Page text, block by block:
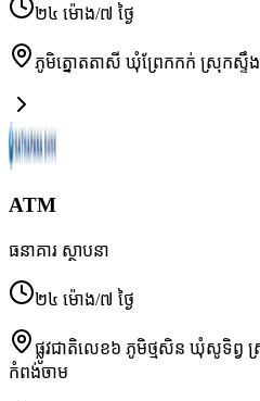
២៤ ម៉ោង/៧ ថ្ងៃ
ភូមិត្នោតតាសី ឃុំព្រែកកក់ ស្រុកស្ទឹង
ATM
ធនាគារ ស្ថាបនា
២៤ ម៉ោង/៧ ថ្ងៃ
ផ្លូវជាតិលេខ៦ ភូមិថ្មសិន ឃុំសូទិព្វ ស្
កំពង់ចាម